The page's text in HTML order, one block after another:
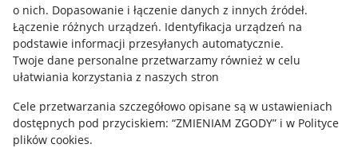
o nich. Dopasowanie i łączenie danych z innych źródeł.
Łączenie różnych urządzeń. Identyfikacja urządzeń na
podstawie informacji przesyłanych automatycznie.
Twoje dane personalne przetwarzamy również w celu
ułatwiania korzystania z naszych stron
Cele przetwarzania szczegółowo opisane są w ustawieniach
dostępnych pod przyciskiem: “ZMIENIAM ZGODY” i w Polityce
plików cookies.
Regulamin
Polityka plików "cookies"
Ustawienia plików "cookies"
Udostępnianie lokalizacji
Informacje dla Aktu o Usługach Cyfrowych